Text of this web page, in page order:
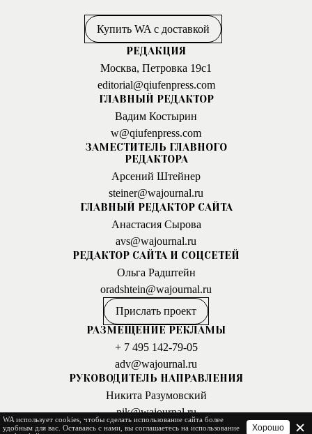
Купить WA с доставкой
РЕДАКЦИЯ
Москва, Петровка 19с1
editorial@qiufenpress.com
ГЛАВНЫЙ РЕДАКТОР
Вадим Костырин
w@qiufenpress.com
ЗАМЕСТИТЕЛЬ ГЛАВНОГО
РЕДАКТОРА
Арсений Штейнер
steiner@wajournal.ru
ГЛАВНЫЙ РЕДАКТОР САЙТА
Анастасия Сырова
avs@wajournal.ru
РЕДАКТОР САЙТА И СОЦСЕТЕЙ
Ольга Радштейн
oradshtein@wajournal.ru
Прислать проект
РАЗМЕЩЕНИЕ РЕКЛАМЫ
+ 7 495 142-79-05
adv@wajournal.ru
РУКОВОДИТЕЛЬ НАПРАВЛЕНИЯ
Никита Разумовский
nik@wajournal.ru
ИЗДАТЕЛЬСКИЙ ДОМ «ЦЮФЭНЬ»
WA использует cookies, чтобы сделать использование сайта более
удобным для вас. Оставаясь с нами, вы соглашаетесь на использование
Хорошо